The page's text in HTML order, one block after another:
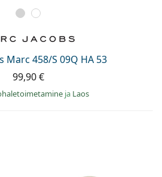
Marc 458/S 09Q HA 53
99,90 €
ja Laos